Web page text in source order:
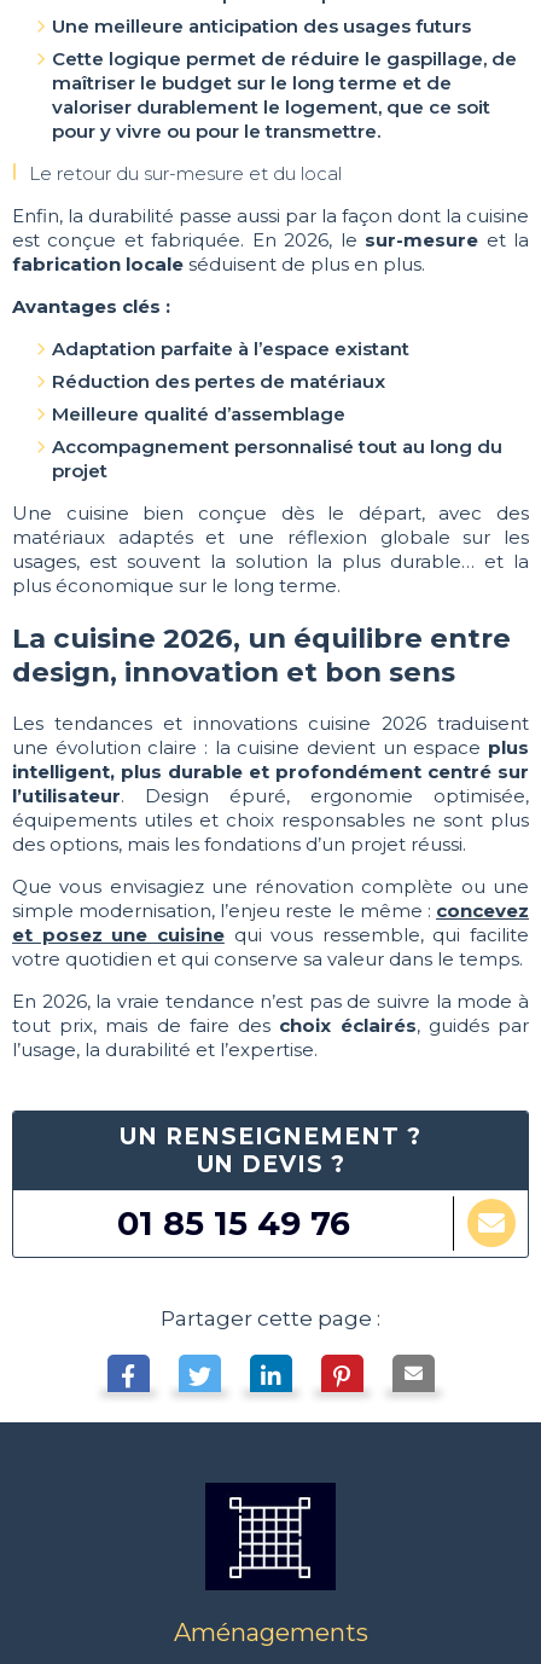
Une meilleure anticipation des usages futurs
Cette logique permet de réduire le gaspillage, de
maîtriser le budget sur le long terme et de
valoriser durablement le logement, que ce soit
pour y vivre ou pour le transmettre.
Le retour du sur-mesure et du local
Enfin, la durabilité passe aussi par la façon dont la cuisine
est conçue et fabriquée. En 2026, le sur-mesure et la
fabrication locale séduisent de plus en plus.
Avantages clés :
Adaptation parfaite à l’espace existant
Réduction des pertes de matériaux
Meilleure qualité d’assemblage
Accompagnement personnalisé tout au long du
projet
Une cuisine bien conçue dès le départ, avec des
matériaux adaptés et une réflexion globale sur les
usages, est souvent la solution la plus durable… et la
plus économique sur le long terme.
La cuisine 2026, un équilibre entre
design, innovation et bon sens
Les tendances et innovations cuisine 2026 traduisent
une évolution claire : la cuisine devient un espace plus
intelligent, plus durable et profondément centré sur
l’utilisateur. Design épuré, ergonomie optimisée,
équipements utiles et choix responsables ne sont plus
des options, mais les fondations d’un projet réussi.
Que vous envisagiez une rénovation complète ou une
simple modernisation, l’enjeu reste le même : concevez
et posez une cuisine qui vous ressemble, qui facilite
votre quotidien et qui conserve sa valeur dans le temps.
En 2026, la vraie tendance n’est pas de suivre la mode à
tout prix, mais de faire des choix éclairés, guidés par
l’usage, la durabilité et l’expertise.
UN RENSEIGNEMENT ?
UN DEVIS ?
01 85 15 49 76
Partager cette page :
Aménagements